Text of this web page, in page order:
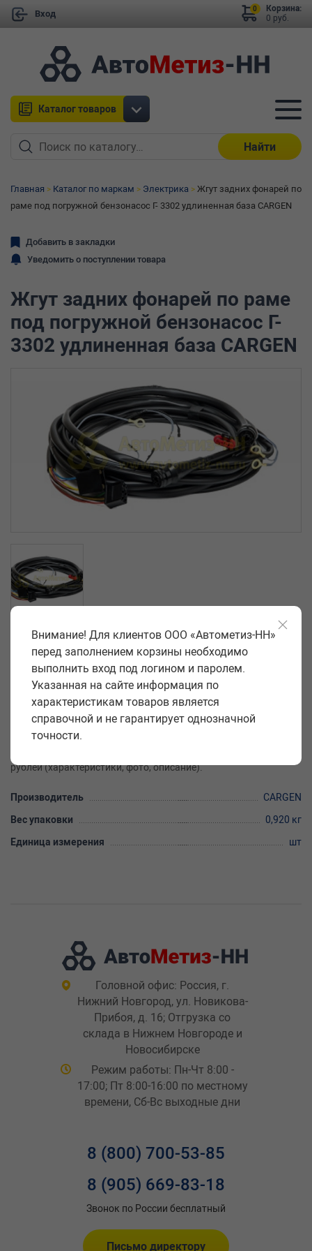
Вход
Корзина:
0 руб.
0
Каталог товаров
Найти
Главная Каталог по маркам Электрика
Жгут задних фонарей по
раме под погружной бензонасос Г- 3302 удлиненная база CARGEN
Добавить в закладки
Уведомить о поступлении товара
Жгут задних фонарей по раме
под погружной бензонасос Г-
3302 удлиненная база CARGEN
Артикул: AX61105
Код: 14980
Закажите товар жгут задних фонарей по раме под погружной
бензонасос Г- 3302 удлиненная база CARGEN на сайте
«Автометиз-НН» оптом с доставкой по всей России. Купить
товар жгут задних фонарей по раме под погружной бензонасос
рублей (характеристики, фото, описание).
Производитель
CARGEN
Вес упаковки
0,920 кг
Единица измерения
шт
Головной офис: Россия, г.
Нижний Новгород, ул. Новикова-
Прибоя, д. 16; Отгрузка со
склада в Нижнем Новгороде и
Новосибирске
Режим работы: Пн-Чт 8:00 -
17:00; Пт 8:00-16:00 по местному
времени, Сб-Вс выходные дни
8 (800) 700-53-85
8 (905) 669-83-18
Звонок по России бесплатный
Письмо директору
Внимание! Для клиентов ООО «Автометиз-НН»
перед заполнением корзины необходимо
выполнить вход под логином и паролем.
Указанная на сайте информация по
характеристикам товаров является
справочной и не гарантирует однозначной
точности.